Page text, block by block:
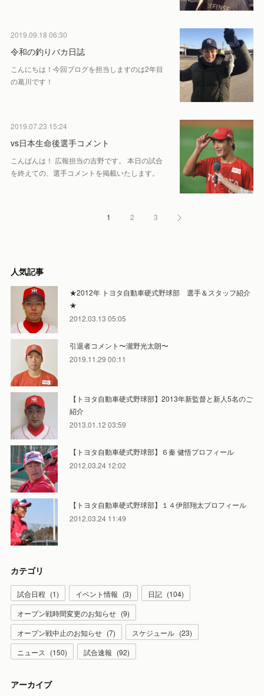
2019.09.18 06:30
令和の釣りバカ日誌
こんにちは！今回ブログを担当しますのは2年目
の葛川です！
2019.07.23 15:24
vs日本生命後選手コメント
こんばんは！ 広報担当の吉野です。 本日の試合
を終えての、選手コメントを掲載いたします。
1 2 3
人気記事
★2012年 トヨタ自動車硬式野球部 選手＆スタッフ紹介
★
2012.03.13 05:05
引退者コメント〜瀧野光太朗〜
2019.11.29 00:11
【トヨタ自動車硬式野球部】2013年新監督と新人5名のご
紹介
2013.01.12 03:59
【トヨタ自動車硬式野球部】６秦 健悟プロフィール
2012.03.24 12:02
【トヨタ自動車硬式野球部】１４伊部翔太プロフィール
2012.03.24 11:49
カテゴリ
試合日程 (1) イベント情報 (3) 日記 (104)
オープン戦時間変更のお知らせ (9)
オープン戦中止のお知らせ (7) スケジュール (23)
ニュース
(150) 試合速報 (92)
アーカイブ